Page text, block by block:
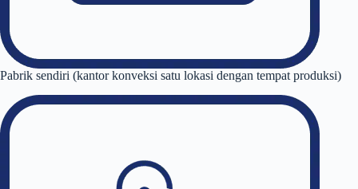
Pabrik sendiri (kantor konveksi satu lokasi dengan tempat produksi)